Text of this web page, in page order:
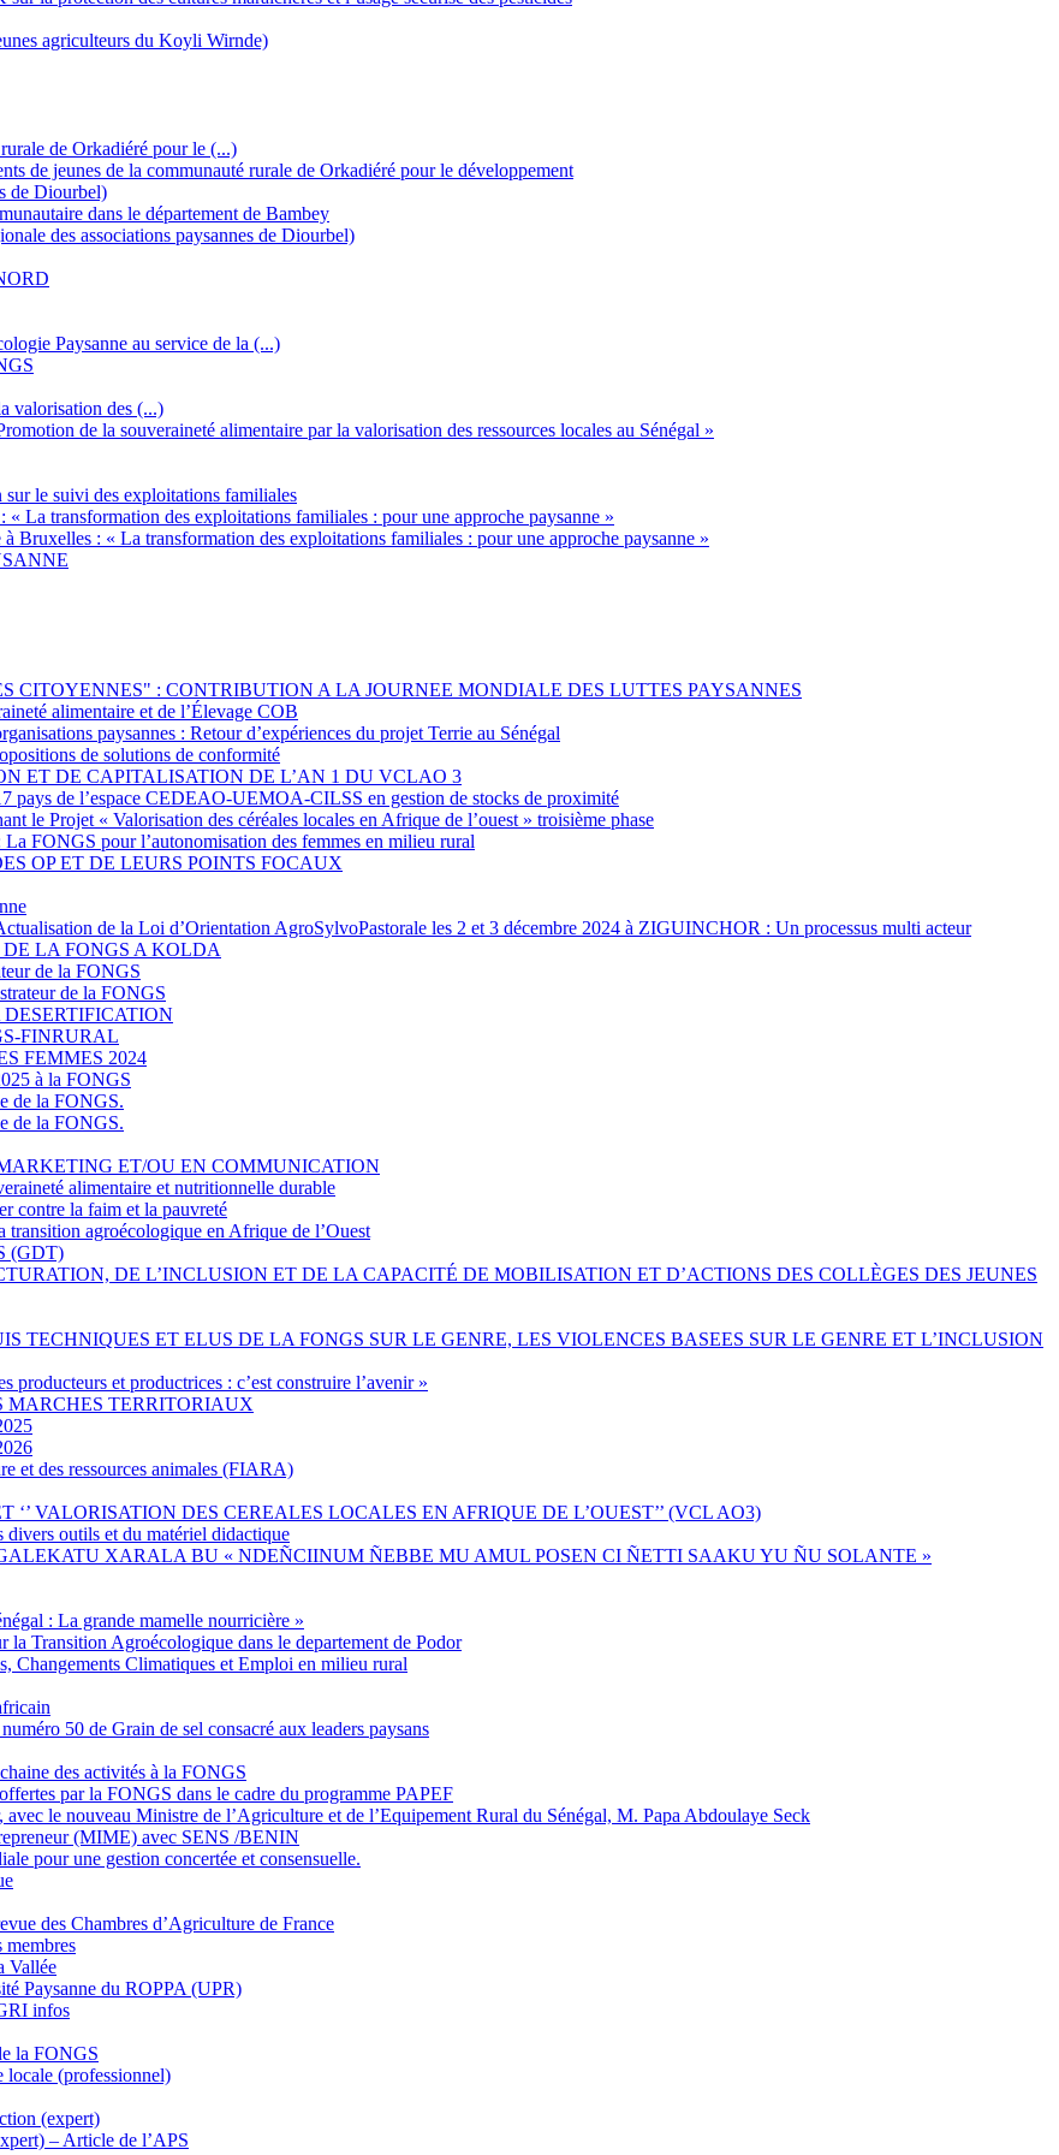
agriculteurs du Koyli Wirnde)
de Orkadiéré pour le (...)
de jeunes de la communauté rurale de Orkadiéré pour le développement
de Diourbel)
dans le département de Bambey
des associations paysannes de Diourbel)
Paysanne au service de la (...)
valorisation des (...)
de la souveraineté alimentaire par la valorisation des ressources locales au Sénégal »
sur le suivi des exploitations familiales
La transformation des exploitations familiales : pour une approche paysanne »
Bruxelles : « La transformation des exploitations familiales : pour une approche paysanne »
CITOYENNES" : CONTRIBUTION A LA JOURNEE MONDIALE DES LUTTES PAYSANNES
alimentaire et de l’Élevage COB
paysannes : Retour d’expériences du projet Terrie au Sénégal
de solutions de conformité
ET DE CAPITALISATION DE L’AN 1 DU VCLAO 3
pays de l’espace CEDEAO-UEMOA-CILSS en gestion de stocks de proximité
le Projet « Valorisation des céréales locales en Afrique de l’ouest » troisième phase
FONGS pour l’autonomisation des femmes en milieu rural
OP ET DE LEURS POINTS FOCAUX
de la Loi d’Orientation AgroSylvoPastorale les 2 et 3 décembre 2024 à ZIGUINCHOR : Un processus multi acteur
LA FONGS A KOLDA
de la FONGS
de la FONGS
FINRURAL
FEMMES 2024
à la FONGS
de la FONGS.
de la FONGS.
ET/OU EN COMMUNICATION
alimentaire et nutritionnelle durable
contre la faim et la pauvreté
agroécologique en Afrique de l’Ouest
(GDT)
DE L’INCLUSION ET DE LA CAPACITÉ DE MOBILISATION ET D’ACTIONS DES COLLÈGES DES JEUNES
TECHNIQUES ET ELUS DE LA FONGS SUR LE GENRE, LES VIOLENCES BASEES SUR LE GENRE ET L’INCLUSION
et productrices : c’est construire l’avenir »
TERRITORIAUX
et des ressources animales (FIARA)
‘’ VALORISATION DES CEREALES LOCALES EN AFRIQUE DE L’OUEST’’ (VCL AO3)
outils et du matériel didactique
XARALA BU « NDEÑCIINUM ÑEBBE MU AMUL POSEN CI ÑETTI SAAKU YU ÑU SOLANTE »
: La grande mamelle nourricière »
Transition Agroécologique dans le departement de Podor
Changements Climatiques et Emploi en milieu rural
50 de Grain de sel consacré aux leaders paysans
des activités à la FONGS
par la FONGS dans le cadre du programme PAPEF
le nouveau Ministre de l’Agriculture et de l’Equipement Rural du Sénégal, M. Papa Abdoulaye Seck
(MIME) avec SENS /BENIN
pour une gestion concertée et consensuelle.
des Chambres d’Agriculture de France
membres
Vallée
Paysanne du ROPPA (UPR)
infos
la FONGS
locale (professionnel)
(expert)
– Article de l’APS